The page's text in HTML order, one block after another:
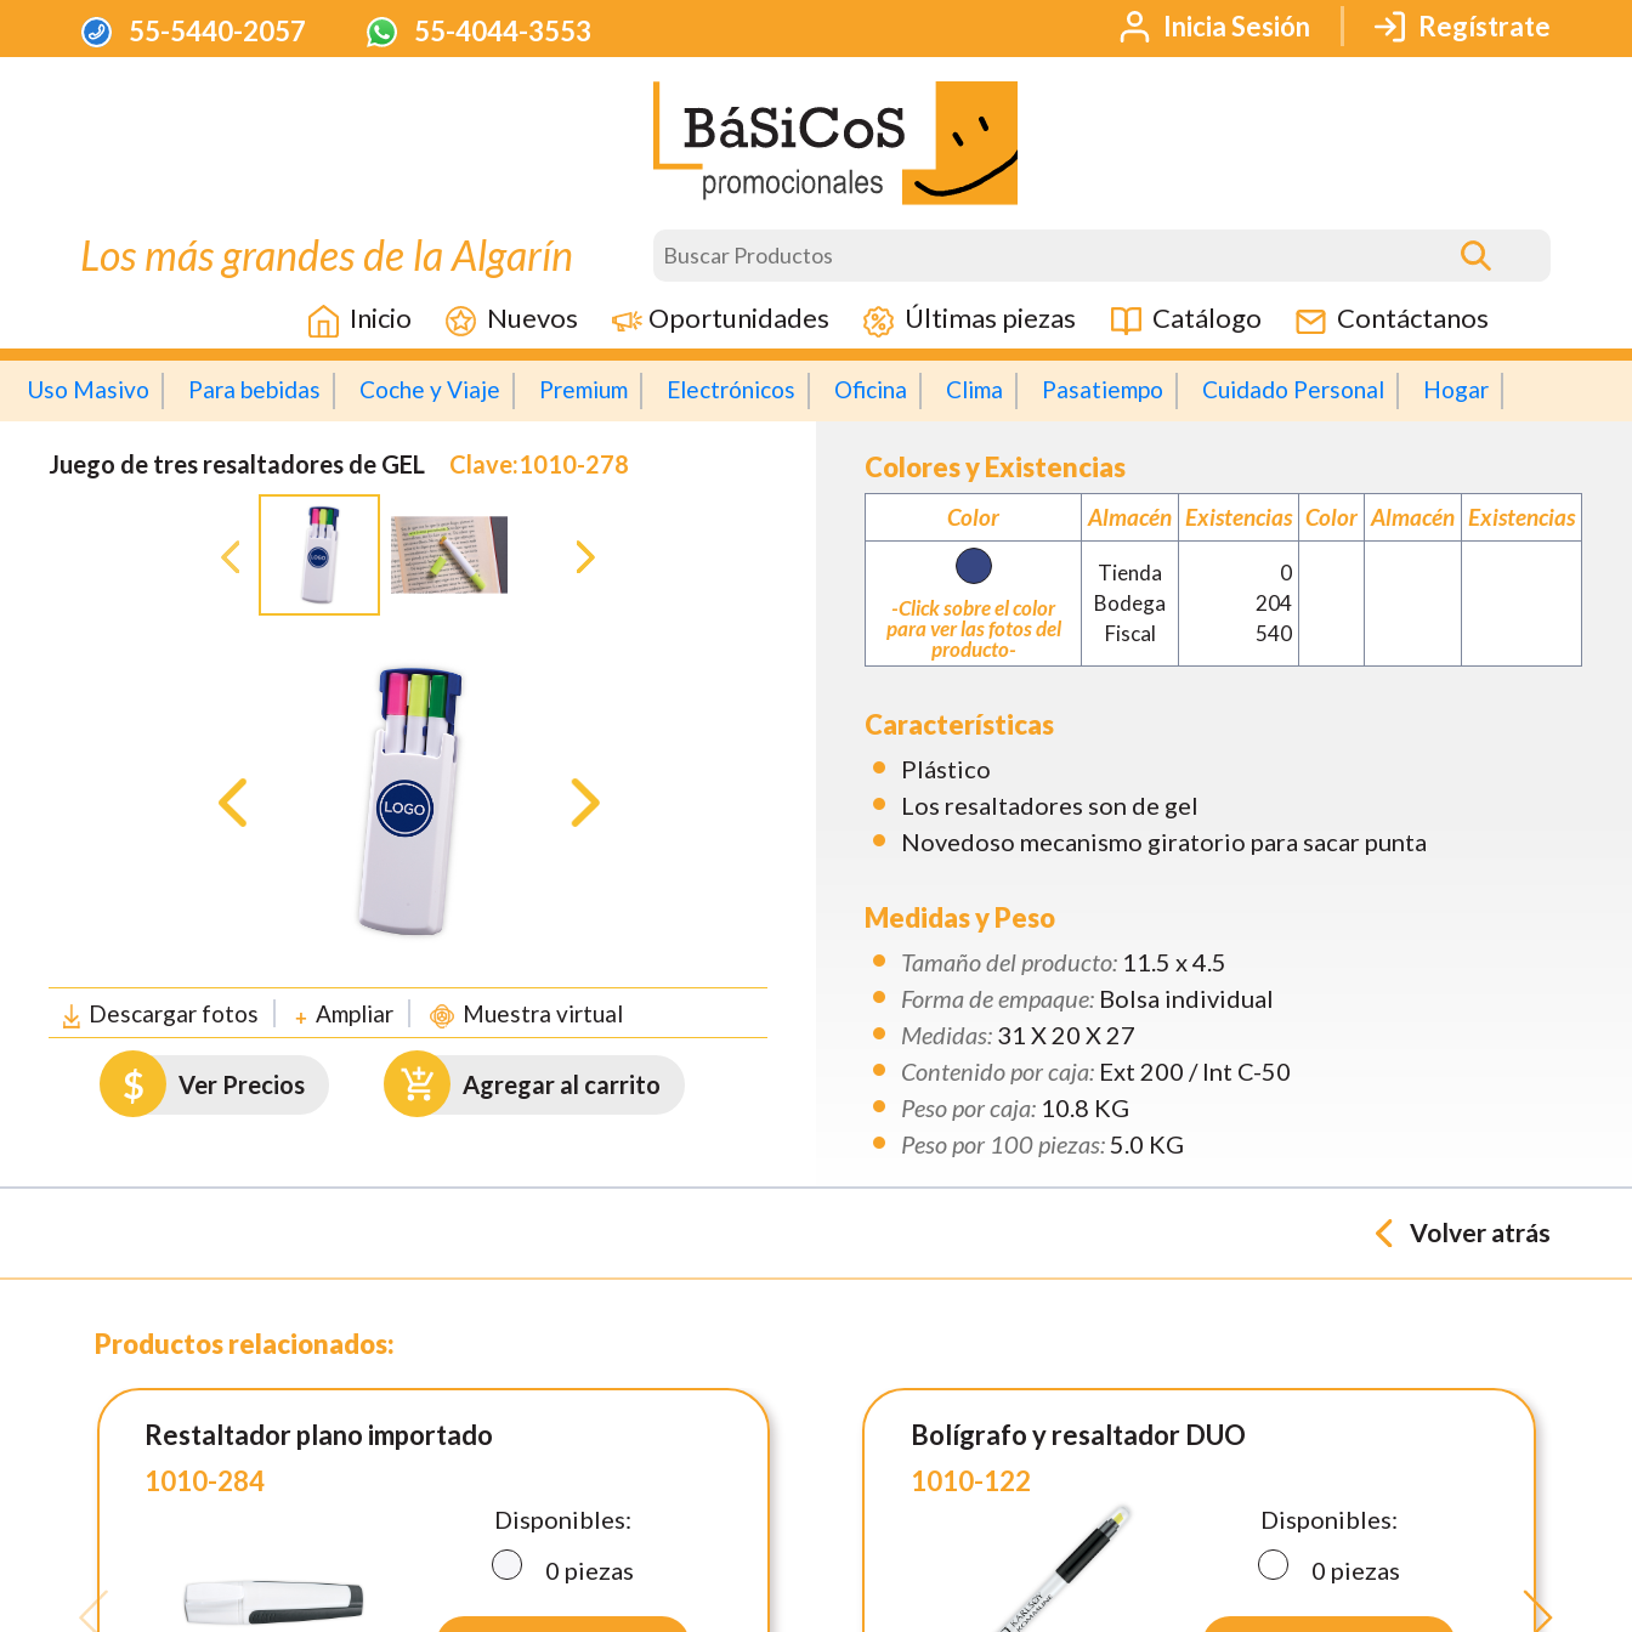
55-5440-2057 55-4044-3553 Inicia Sesión Regístrate
Los más grandes de la Algarín
Inicio Nuevos Oportunidades Últimas piezas Catálogo Contáctanos
Uso Masivo Para bebidas Coche y Viaje Premium Electrónicos Oficina Clima Pasatiempo Cuidado Personal Hogar
Juego de tres resaltadores de GEL Clave:1010-278
Descargar fotos Ampliar Muestra virtual
Ver Precios Agregar al carrito
Colores y Existencias
Color Almacén Existencias Color Almacén Existencias
-Click sobre el color
para ver las fotos del
producto-
Tienda
Bodega
Fiscal
0
204
540
Características
Plástico
Los resaltadores son de gel
Novedoso mecanismo giratorio para sacar punta
Medidas y Peso
Tamaño del producto: 11.5 x 4.5
Forma de empaque: Bolsa individual
Medidas: 31 X 20 X 27
Contenido por caja: Ext 200 / Int C-50
Peso por caja: 10.8 KG
Peso por 100 piezas:5.0 KG
Volver atrás
Productos relacionados:
Restaltador plano importado
1010-284
Disponibles:
0 piezas
Bolígrafo y resaltador DUO
1010-122
Disponibles:
0 piezas